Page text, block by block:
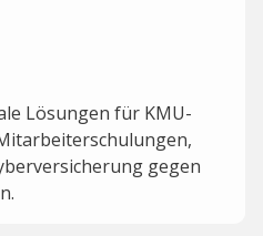
Lösungen für KMU-
gegen